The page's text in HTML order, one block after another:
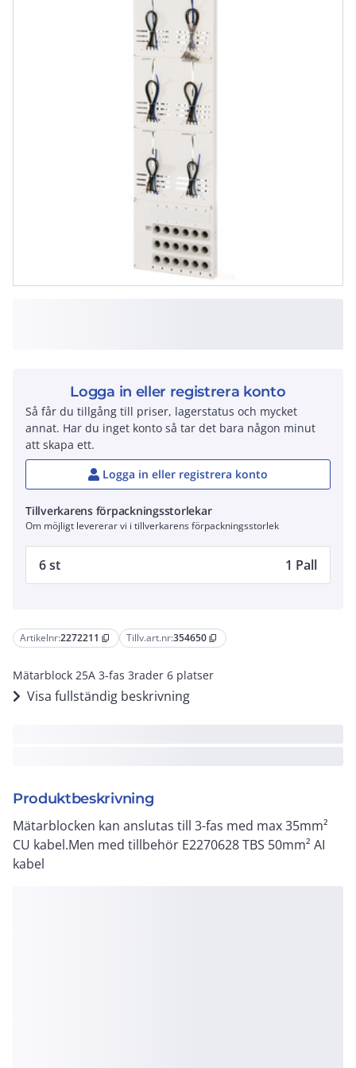
Artikelnr:2272211 content_copy Tillv.art.nr:354650 content_copy
Mätarblock 25A 3-fas 3rader 6 platser
Visa fullständig beskrivning
Produktbeskrivning
Mätarblocken kan anslutas till 3-fas med max 35mm²
CU kabel.Men med tillbehör E2270628 TBS 50mm² AI
kabel
Logga in eller registrera konto
Så får du tillgång till priser, lagerstatus och mycket
annat. Har du inget konto så tar det bara någon minut
att skapa ett.
Logga in eller registrera konto
Tillverkarens förpackningsstorlekar
Om möjligt levererar vi i tillverkarens förpackningsstorlek
6 st 1 Pall